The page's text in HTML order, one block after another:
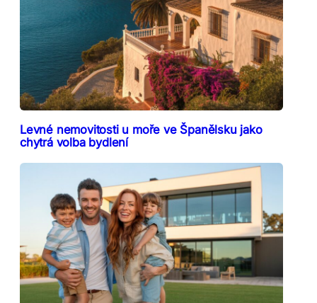
Levné nemovitosti u moře ve Španělsku jako
chytrá volba bydlení